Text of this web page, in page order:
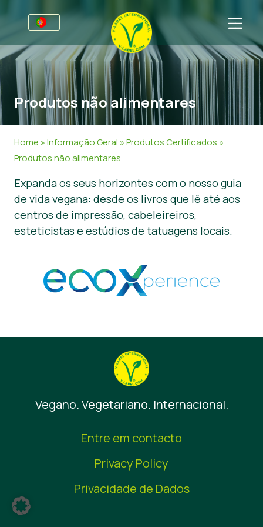
Para empresas
Informações para produtores
Retalho e marca própria
Vantagens
Critérios para a V-Label
Recursos
Obtenha o selo V-Label
Setores
Informação Geral
Cosméticos e Agentes de limpeza
Produtos Não Alimentares
Gastronomia
FAQ
Informação Geral
Produtos Certificados
Sobre Nós
Entre em contacto
Obtenha o selo V-Label
Área de cliente
Notícias
Produtos não alimentares
Home »Informação Geral »Produtos Certificados »
Produtos não alimentares
Expanda os seus horizontes com o nosso guia
de vida vegana: desde os livros que lê até aos
centros de impressão, cabeleireiros,
esteticistas e estúdios de tatuagens locais.
Vegano. Vegetariano. Internacional.
Entre em contacto
Privacy Policy
Privacidade de Dados